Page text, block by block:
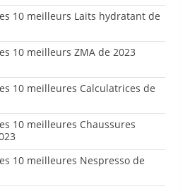
10 meilleurs Laits hydratant de
10 meilleurs ZMA de 2023
10 meilleures Calculatrices de
10 meilleures Chaussures
10 meilleures Nespresso de